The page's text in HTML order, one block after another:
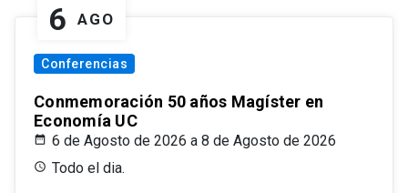
6 AGO
Conferencias
Conmemoración 50 años Magíster en
Economía UC
6 de Agosto de 2026 a 8 de Agosto de 2026
Todo el dia.